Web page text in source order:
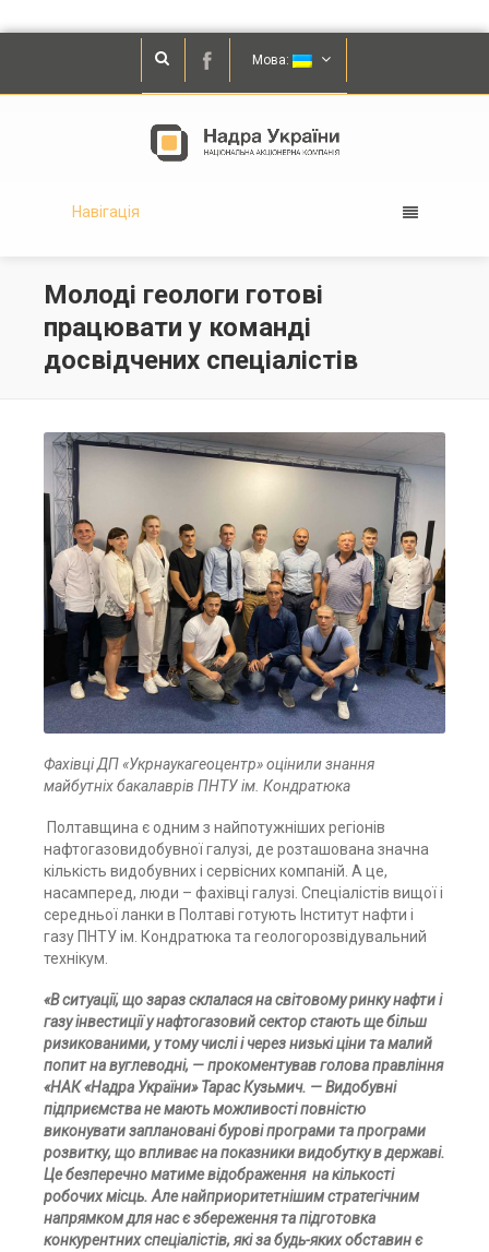
Мова:
Навігація
Молоді геологи готові
працювати у команді
досвідчених спеціалістів
Фахівці ДП «Укрнаукагеоцентр» оцінили знання
майбутніх бакалаврів ПНТУ ім. Кондратюка
Полтавщина є одним з найпотужніших регіонів
нафтогазовидобувної галузі, де розташована значна
кількість видобувних і сервісних компаній. А це,
насамперед, люди – фахівці галузі. Спеціалістів вищої і
середньої ланки в Полтаві готують Інститут нафти і
газу ПНТУ ім. Кондратюка та геологорозвідувальний
технікум.
«В ситуації, що зараз склалася на світовому ринку нафти і
газу інвестиції у нафтогазовий сектор стають ще більш
ризикованими, у тому числі і через низькі ціни та малий
попит на вуглеводні, — прокоментував голова правління
«НАК «Надра України» Тарас Кузьмич. — Видобувні
підприємства не мають можливості повністю
виконувати заплановані бурові програми та програми
розвитку, що впливає на показники видобутку в державі.
Це безперечно матиме відображення на кількості
робочих місць. Але найприоритетнішим стратегічним
напрямком для нас є збереження та підготовка
конкурентних спеціалістів, які за будь-яких обставин є